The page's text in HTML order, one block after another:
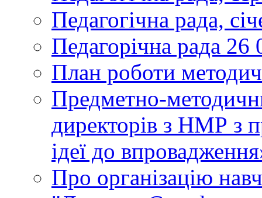
Педагогічна рада,
Педагорічна рада 26
План роботи
Предметно-
директорів з НМР з
ідеї до
Про організацію